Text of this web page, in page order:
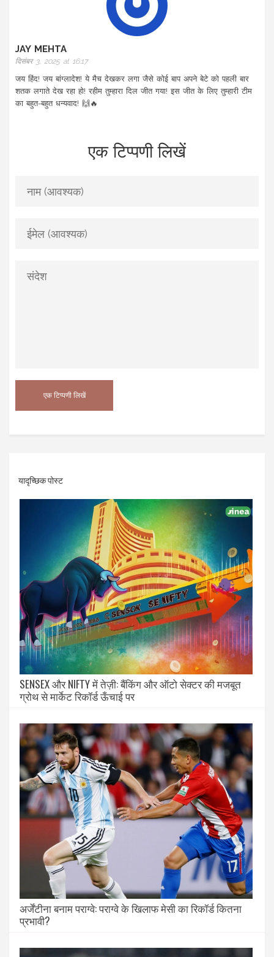
JAY MEHTA
दिसंबर 3, 2025 at 16:17
जय हिंद! जय बांग्लादेश! ये मैच देखकर लगा जैसे कोई बाप अपने बेटे को पहली बार
शतक लगाते देख रहा हो! रहीम तुम्हारा दिल जीत गया! इस जीत के लिए तुम्हारी टीम
का बहुत-बहुत धन्यवाद! 🙌🔥
एक टिप्पणी लिखें
यादृच्छिक पोस्ट
SENSEX और NIFTY में तेज़ी: बैंकिंग और ऑटो सेक्टर की मजबूत
ग्रोथ से मार्केट रिकॉर्ड ऊँचाई पर
अर्जेंटीना बनाम पराग्वे: पराग्वे के खिलाफ मेसी का रिकॉर्ड कितना
प्रभावी?